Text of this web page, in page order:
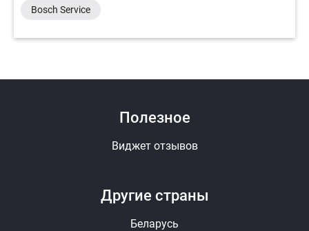
Bosch Service
Другие страны
Беларусь
Полезное
Виджет отзывов